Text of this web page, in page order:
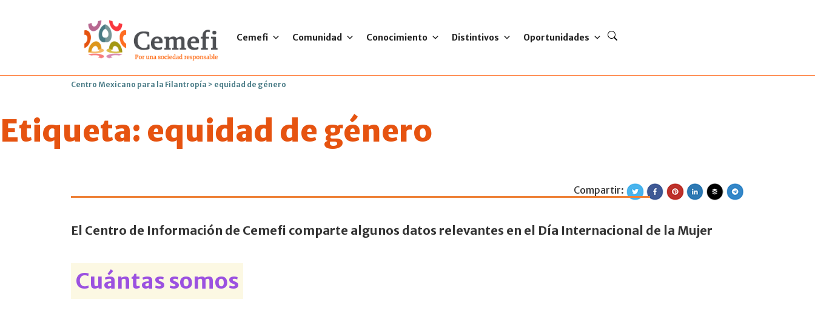
Cemefi Comunidad Conocimiento Distintivos Oportunidades
Centro Mexicano para la Filantropía > equidad de género
Etiqueta: equidad de género
Participación de las mujeres en las Instituciones
Compartir:
El Centro de Información de Cemefi comparte algunos datos relevantes en el Día Internacional de la Mujer
Cuántas somos